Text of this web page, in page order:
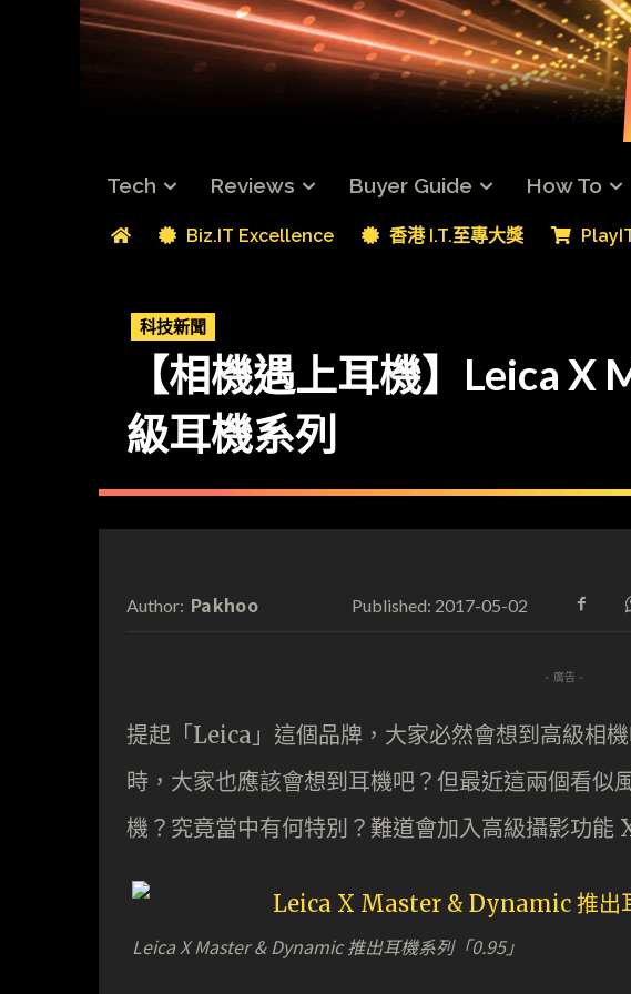
Tech Reviews Buyer Guide How To
Biz.IT Excellence 香港 I.T.至專大獎
科技新聞
【相機遇上耳機】Leica
級耳機系列
Author: Pakhoo Published: 2017-05-02
- 廣告 -
提起「Leica」這個品牌，大家必然會想到高級
時，大家也應該會想到耳機吧？但最近這兩個看似
機？究竟當中有何特別？難道會加入高級攝影功能
Leica X Master & Dynamic 推出耳機系列「0.95」